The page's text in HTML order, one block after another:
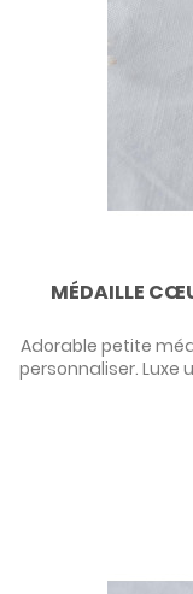
MÉDAILLE
Adorable petite
personnaliser. Luxe